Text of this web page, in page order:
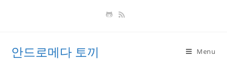
안드로메다 토끼 Menu